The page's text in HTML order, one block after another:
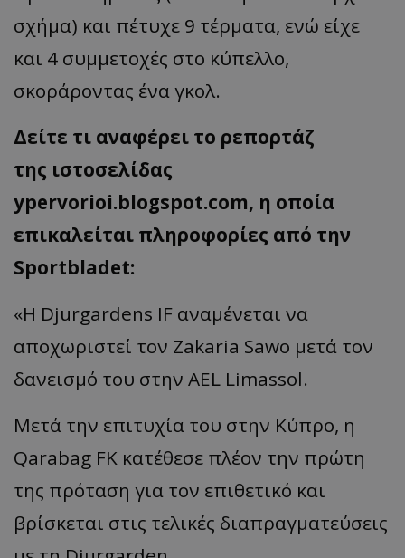
σχήμα) και πέτυχε 9 τέρματα, ενώ είχε
και 4 συμμετοχές στο κύπελλο,
σκοράροντας ένα γκολ.
Δείτε τι αναφέρει το ρεπορτάζ
της ιστοσελίδας
ypervorioi.blogspot.com, η οποία
επικαλείται πληροφορίες από την
Sportbladet:
«Η Djurgardens IF αναμένεται να
αποχωριστεί τον Zakaria Sawo μετά τον
δανεισμό του στην AEL Limassol.
Μετά την επιτυχία του στην Κύπρο, η
Qarabag FK κατέθεσε πλέον την πρώτη
της πρόταση για τον επιθετικό και
βρίσκεται στις τελικές διαπραγματεύσεις